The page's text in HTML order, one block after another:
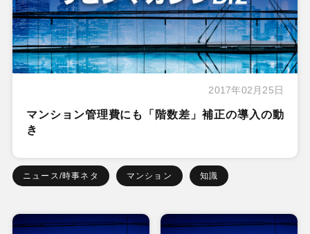
2017年02月25日
マンション管理費にも「階数差」補正の導入の動
き
ニュース/時事ネタ マンション 知識